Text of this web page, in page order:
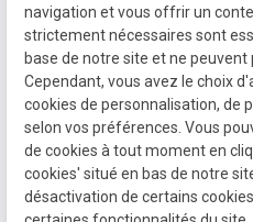
Martine
PETIT
Infirmière à
access_time_filled
7j/7
De 7h
place 7910
LEZ-
navigation et vous offrir un
strictement nécessaires sont
base de notre site et ne peuvent
Cependant, vous avez le choix
cookies de personnalisation, de
selon vos préférences. Vous
de cookies à tout moment en
cookies' situé en bas de notre
désactivation de certains